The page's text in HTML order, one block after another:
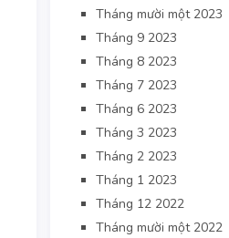
Tháng mười một 2023
Tháng 9 2023
Tháng 8 2023
Tháng 7 2023
Tháng 6 2023
Tháng 3 2023
Tháng 2 2023
Tháng 1 2023
Tháng 12 2022
Tháng mười một 2022